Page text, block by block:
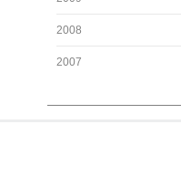
2008
2007